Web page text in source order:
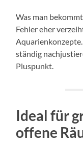
Was man
Fehler eher
ständig
Pluspunkt.
Ideal für
offene